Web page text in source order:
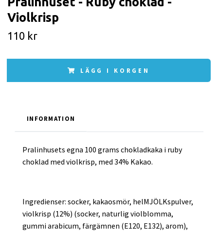
Violkrisp
110 kr
LÄGG I KORGEN
INFORMATION
Pralinhusets egna 100 grams chokladkaka i ruby
choklad med violkrisp, med 34% Kakao.
Ingredienser: socker, kakaosmör, helMJÖLKspulver,
violkrisp (12%) (socker, naturlig violblomma,
gummi arabicum, färgämnen (E120, E132), arom),